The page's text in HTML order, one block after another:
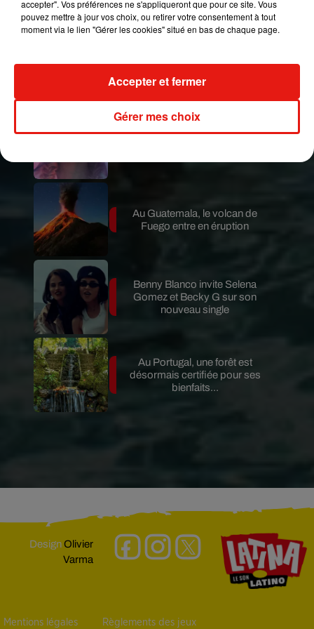
Au Guatemala, le volcan de
Fuego entre en éruption
Benny Blanco invite Selena
Gomez et Becky G sur son
nouveau single
Au Portugal, une forêt est
désormais certifiée pour ses
bienfaits...
DesignOlivier
Varma
Mentions légales Règlements des jeux
accepter". Vos préférences ne s'appliqueront que pour ce site. Vous
pouvez mettre à jour vos choix, ou retirer votre consentement à tout
moment via le lien "Gérer les cookies" situé en bas de chaque page.
Gérer mes choix
Accepter et fermer